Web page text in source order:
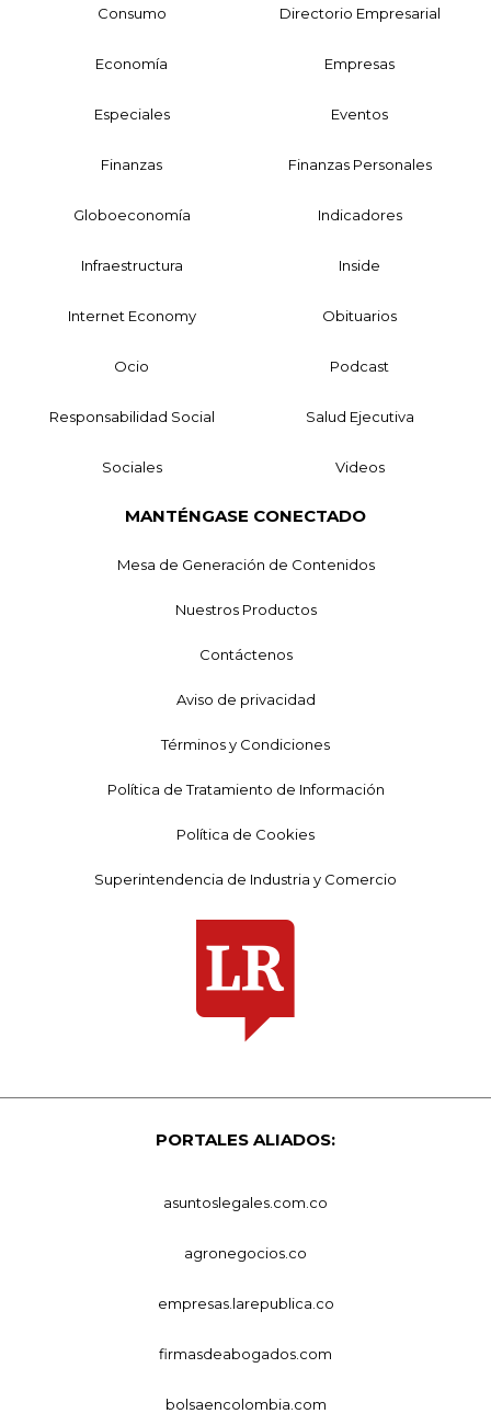
Consumo Directorio Empresarial
Economía Empresas
Especiales Eventos
Finanzas Finanzas Personales
Globoeconomía Indicadores
Infraestructura Inside
Internet Economy Obituarios
Ocio Podcast
Responsabilidad Social Salud Ejecutiva
Sociales Videos
MANTÉNGASE CONECTADO
Mesa de Generación de Contenidos
Nuestros Productos
Contáctenos
Aviso de privacidad
Términos y Condiciones
Política de Tratamiento de Información
Política de Cookies
Superintendencia de Industria y Comercio
PORTALES ALIADOS:
asuntoslegales.com.co
agronegocios.co
empresas.larepublica.co
firmasdeabogados.com
bolsaencolombia.com